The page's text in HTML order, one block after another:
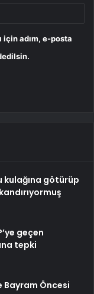
için adım, e-posta
kulağına götürüp
geçen
tepki
Bayram Öncesi